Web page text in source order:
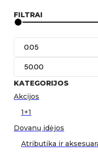
FILTRAI
KATEGORIJOS
Akcijos
1+1
Dovanų idėjos
Atributika ir